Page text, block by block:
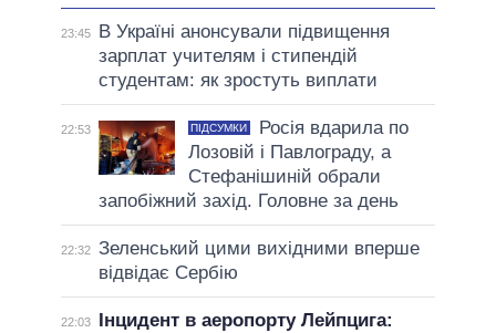
23:45
В Україні анонсували підвищення
зарплат учителям і стипендій
студентам: як зростуть виплати
22:53 ПІДСУМКИ
Росія вдарила по
Лозовій і Павлограду, а
Стефанішиній обрали
запобіжний захід. Головне за день
22:32 Зеленський цими вихідними вперше
відвідає Сербію
22:03
Інцидент в аеропорту Лейпцига: